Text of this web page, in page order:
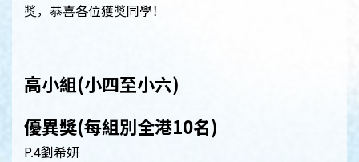
獎，恭喜各位獲獎同學！
高小組(小四至小六)
優異獎(每組別全港10名)
P.4劉希妍